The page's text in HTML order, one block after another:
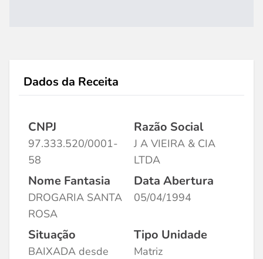
Dados da Receita
CNPJ
97.333.520/0001-
58
Razão Social
J A VIEIRA & CIA
LTDA
Nome Fantasia
DROGARIA SANTA
ROSA
Data Abertura
05/04/1994
Situação
BAIXADA desde
Tipo Unidade
Matriz